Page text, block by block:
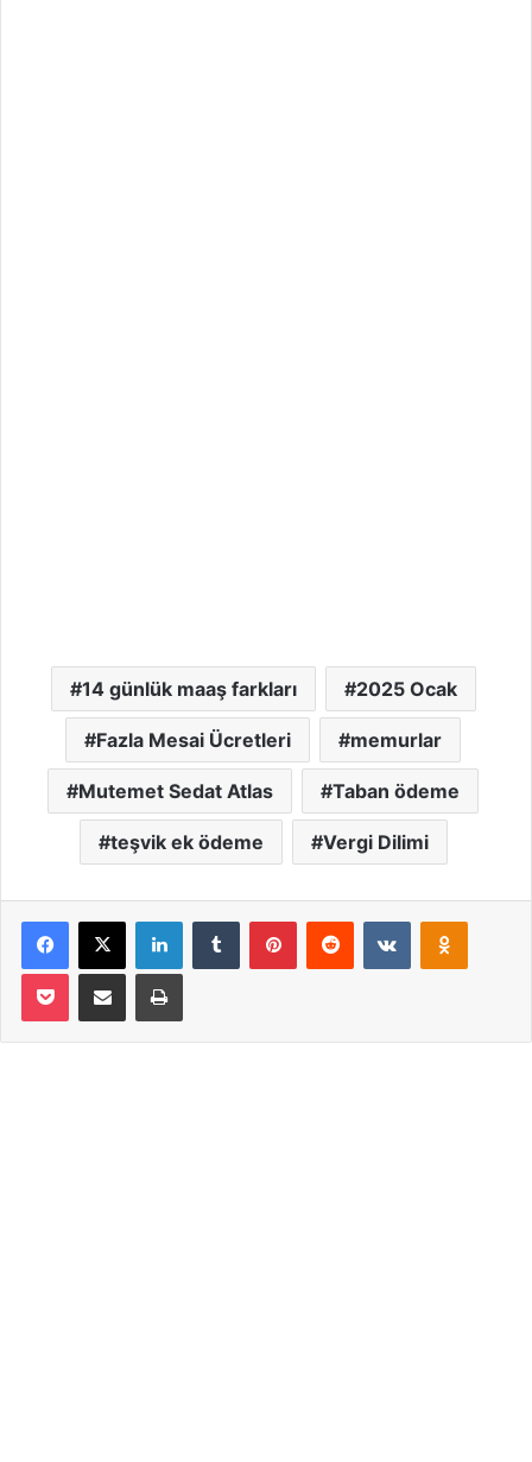
14 günlük maaş farkları 2025 Ocak
Fazla Mesai Ücretleri memurlar
Mutemet Sedat Atlas Taban ödeme
teşvik ek ödeme Vergi Dilimi